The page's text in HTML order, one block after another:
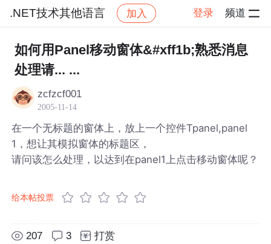
.NET技术其他语言 加入 登录 频道
社区 .NET技术其他语言 帖子详情
如何用Panel移动窗体&#xff1b;熟悉消息
处理请... ...
zcfzcf001
2005-11-14
在一个无标题的窗体上，放上一个控件Tpanel,panel
1，想让其模拟窗体的标题区，
请问该怎么处理，以达到在panel1上点击移动窗体呢？
给本帖投票
207 3 打赏